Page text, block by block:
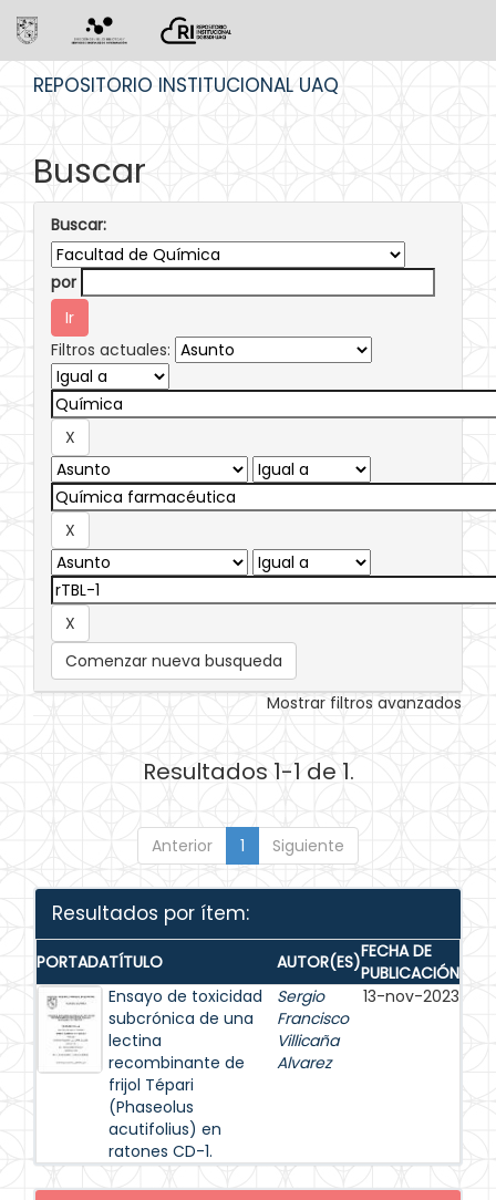
REPOSITORIO INSTITUCIONAL UAQ
Buscar
Buscar:
por
Filtros actuales:
Comenzar nueva busqueda
Mostrar filtros avanzados
Resultados 1-1 de 1.
Anterior 1 Siguiente
Resultados por ítem:
PORTADATÍTULO AUTOR(ES)FECHA DE
PUBLICACIÓN
Ensayo de toxicidad
subcrónica de una
lectina
recombinante de
frijol Tépari
(Phaseolus
acutifolius) en
ratones CD-1.
Sergio
Francisco
Villicaña
Alvarez
13-nov-2023